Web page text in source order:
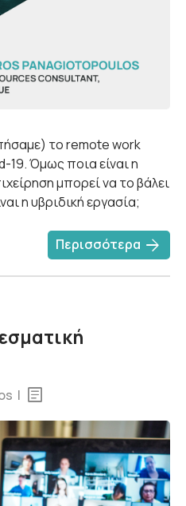
το remote work
19. Όμως ποια είναι η
μπορεί να το βάλει
η υβριδική εργασία;
Περισσότερα arrow_forward
|